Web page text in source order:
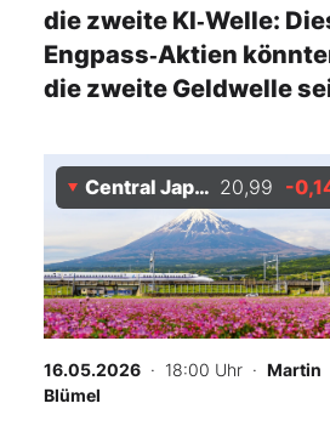
die zweite KI‑Welle:
Engpass‑Aktien
die zweite Geldwelle
Central Japan Railway 20,99 -
16.05.2026 · 18:00 Uhr · Martin
Blümel